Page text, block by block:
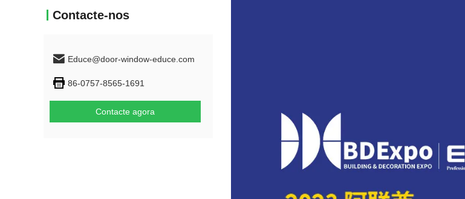
Contacte-nos
Educe@door-window-educe.com
86-0757-8565-1691
Contacte agora